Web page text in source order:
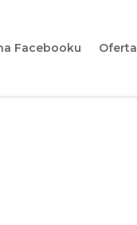
Facebooku Oferta